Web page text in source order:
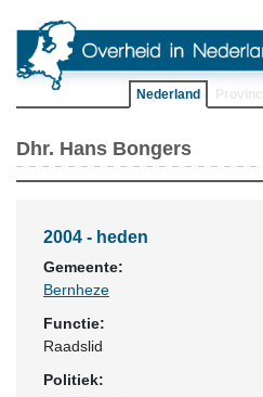
Nederland
Dhr. Hans Bongers
2004 - heden
Gemeente:
Bernheze
Functie:
Raadslid
Politiek: